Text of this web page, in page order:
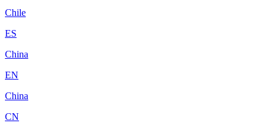
Chile
ES
China
EN
China
CN